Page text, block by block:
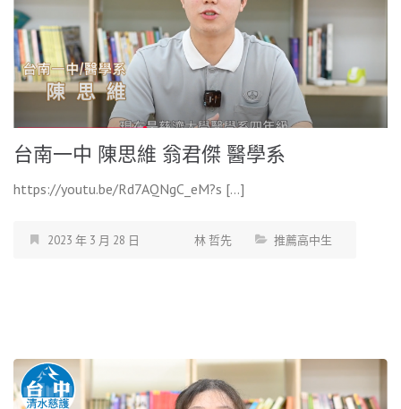
台南一中 陳思維 翁君傑 醫學系
https://youtu.be/Rd7AQNgC_eM?s […]
2023 年 3 月 28 日 林 哲先 推薦高中生